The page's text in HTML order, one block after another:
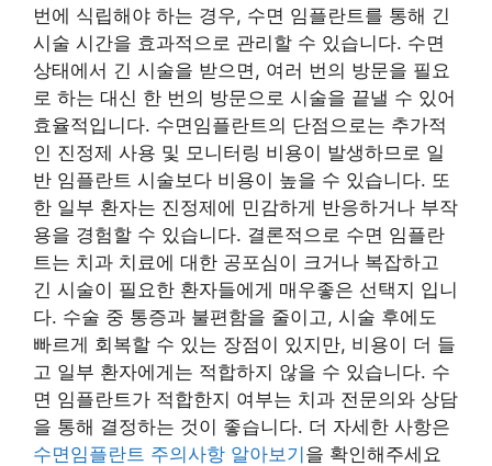
번에 식립해야 하는 경우, 수면 임플란트를 통해 긴
시술 시간을 효과적으로 관리할 수 있습니다. 수면
상태에서 긴 시술을 받으면, 여러 번의 방문을 필요
로 하는 대신 한 번의 방문으로 시술을 끝낼 수 있어
효율적입니다. 수면임플란트의 단점으로는 추가적
인 진정제 사용 및 모니터링 비용이 발생하므로 일
반 임플란트 시술보다 비용이 높을 수 있습니다. 또
한 일부 환자는 진정제에 민감하게 반응하거나 부작
용을 경험할 수 있습니다. 결론적으로 수면 임플란
트는 치과 치료에 대한 공포심이 크거나 복잡하고
긴 시술이 필요한 환자들에게 매우좋은 선택지 입니
다. 수술 중 통증과 불편함을 줄이고, 시술 후에도
빠르게 회복할 수 있는 장점이 있지만, 비용이 더 들
고 일부 환자에게는 적합하지 않을 수 있습니다. 수
면 임플란트가 적합한지 여부는 치과 전문의와 상담
을 통해 결정하는 것이 좋습니다. 더 자세한 사항은
수면임플란트 주의사항 알아보기 을 확인해주세요